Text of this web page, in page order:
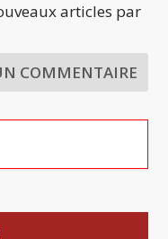
articles par